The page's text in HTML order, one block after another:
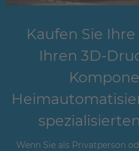
Kaufen Sie
Ihren 3D-
Wenn Sie als Privatperson